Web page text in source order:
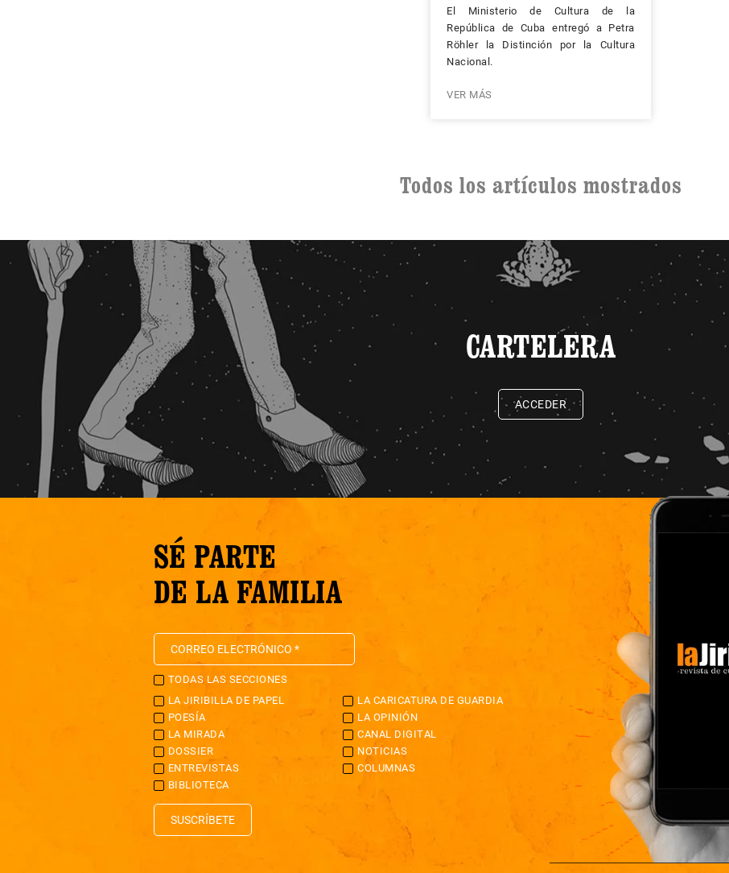
El Ministerio de Cultura de la
República de Cuba entregó a Petra
Röhler la Distinción por la Cultura
Nacional.
VER MÁS
Todos los artículos mostrados
CARTELERA
ACCEDER
SÉ PARTE
DE LA FAMILIA
TODAS LAS SECCIONES
LA JIRIBILLA DE PAPEL
LA CARICATURA DE GUARDIA
POESÍA
LA OPINIÓN
LA MIRADA
CANAL DIGITAL
DOSSIER
NOTICIAS
ENTREVISTAS
COLUMNAS
BIBLIOTECA
SUSCRÍBETE